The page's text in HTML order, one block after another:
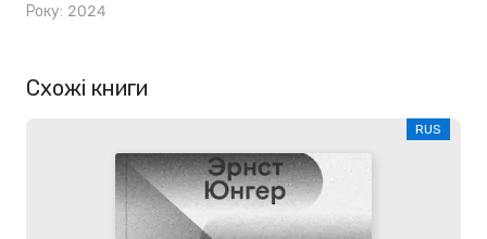
Року: 2024
Схожі книги
RUS